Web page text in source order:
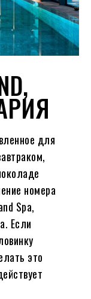
для
номера
Spa,
Если
это